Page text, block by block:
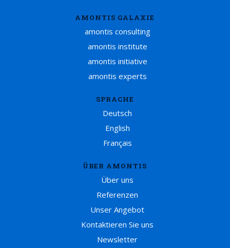
AMONTIS GALAXIE
amontis consulting
amontis institute
amontis initiative
amontis experts
SPRACHE
Deutsch
English
Français
ÜBER AMONTIS
Über uns
Referenzen
Unser Angebot
Kontaktieren Sie uns
Newsletter